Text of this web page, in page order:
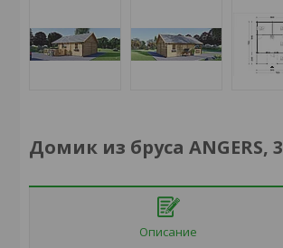
Домик из бруса ANGERS,
Описание